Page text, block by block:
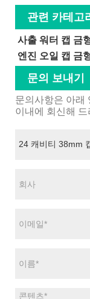
관련 카테고
사출 워터 캡 금
엔진 오일 캡 금
문의 보내기
문의사항은 아래
이내에 회신해